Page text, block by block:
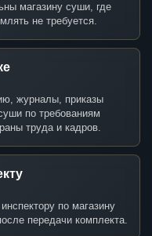
магазину суши, где
не требуется.
журналы, приказы
по требованиям
труда и кадров.
по магазину
передачи комплекта.